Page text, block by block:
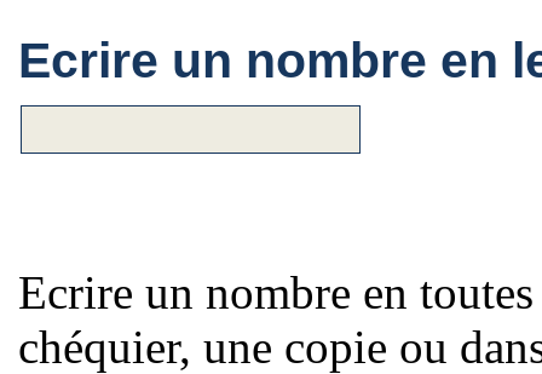
Ecrire un nombre en
Ecrire un nombre en
chéquier, une copie ou